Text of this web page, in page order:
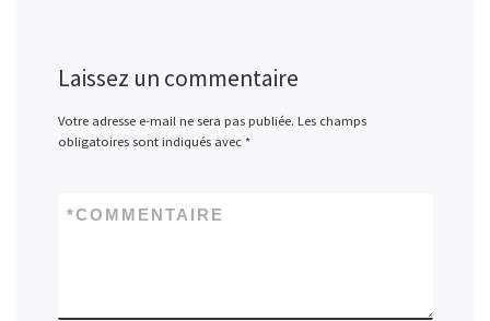
Laissez un commentaire
Votre adresse e-mail ne sera pas publiée. Les champs
obligatoires sont indiqués avec *
COMMENTAIRE
*